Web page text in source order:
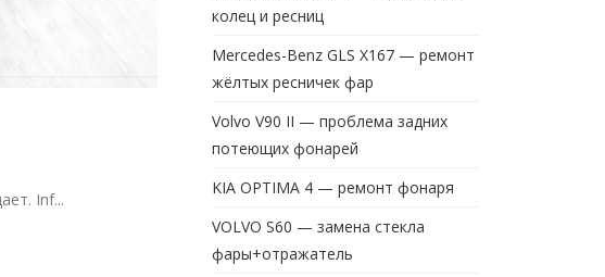
Inf...
колец и ресниц
Mercedes-Benz GLS X167 — ремонт
жёлтых ресничек фар
Volvo V90 II — проблема задних
потеющих фонарей
KIA OPTIMA 4 — ремонт фонаря
VOLVO S60 — замена стекла
фары+отражатель